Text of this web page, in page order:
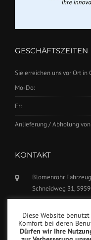
GESCHÄFTSZEITEN
Sie erreichen uns vor Ort in
Mo-Do:
Fr:
Anlieferung / Abholung von
KONTAKT
Blomenröhr
Schneidweg 31,
Fax: +49(0)2942-
Diese Website
Komfort bei deren
Dürfen wir Ihre